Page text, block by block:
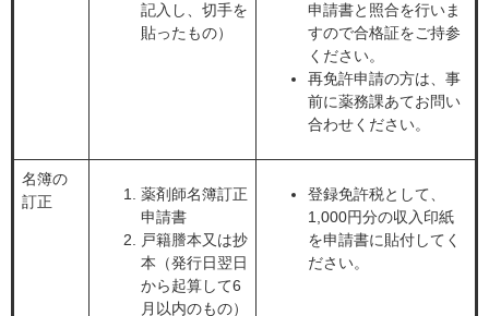
記入し、切手を
貼ったもの）
申請書と照合を行いま
すので合格証をご持参
ください。
再免許申請の方は、事
前に薬務課あてお問い
合わせください。
名簿の
訂正
薬剤師名簿訂正
申請書
戸籍謄本又は抄
本（発行日翌日
から起算して6
月以内のもの）
登録免許税として、
1,000円分の収入印紙
を申請書に貼付してく
ださい。